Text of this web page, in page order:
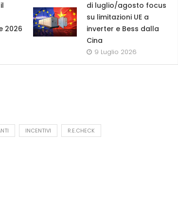
2026
di luglio/agosto focus
su limitazioni UE a
inverter e Bess dalla
Cina
9 Luglio 2026
INCENTIVI R.E.CHECK